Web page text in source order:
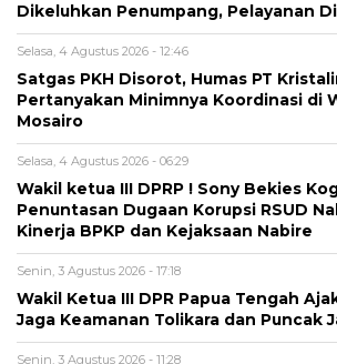
Dikeluhkan Penumpang, Pelayanan
Selasa, 4 Agustus 2026 - 12:46
Satgas PKH Disorot, Humas PT
Pertanyakan Minimnya Koordinasi di
Mosairo
Selasa, 4 Agustus 2026 - 06:29
Wakil ketua III DPRP ! Sony Bekies
Penuntasan Dugaan Korupsi RSUD
Kinerja BPKP dan Kejaksaan Nabire
Senin, 3 Agustus 2026 - 17:18
Wakil Ketua III DPR Papua Tengah
Jaga Keamanan Tolikara dan Puncak
Senin, 3 Agustus 2026 - 11:28